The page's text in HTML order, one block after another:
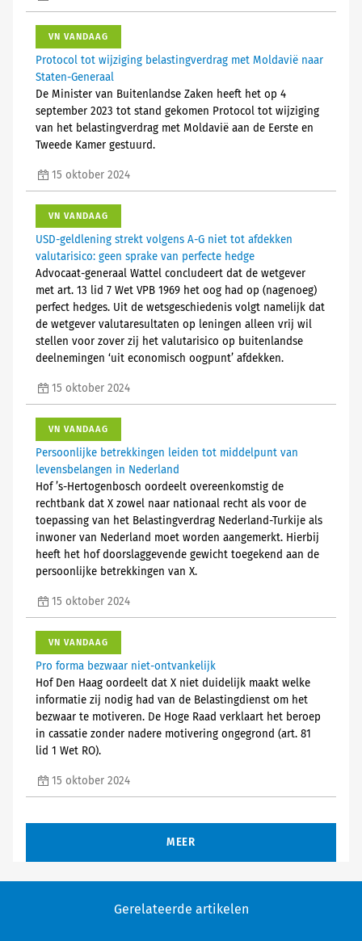
VN VANDAAG
Protocol tot wijziging belastingverdrag met Moldavië naar
Staten-Generaal
De Minister van Buitenlandse Zaken heeft het op 4
september 2023 tot stand gekomen Protocol tot wijziging
van het belastingverdrag met Moldavië aan de Eerste en
Tweede Kamer gestuurd.
15 oktober 2024
VN VANDAAG
USD-geldlening strekt volgens A-G niet tot afdekken
valutarisico: geen sprake van perfecte hedge
Advocaat-generaal Wattel concludeert dat de wetgever
met art. 13 lid 7 Wet VPB 1969 het oog had op (nagenoeg)
perfect hedges. Uit de wetsgeschiedenis volgt namelijk dat
de wetgever valutaresultaten op leningen alleen vrij wil
stellen voor zover zij het valutarisico op buitenlandse
deelnemingen ‘uit economisch oogpunt’ afdekken.
15 oktober 2024
VN VANDAAG
Persoonlijke betrekkingen leiden tot middelpunt van
levensbelangen in Nederland
Hof ’s-Hertogenbosch oordeelt overeenkomstig de
rechtbank dat X zowel naar nationaal recht als voor de
toepassing van het Belastingverdrag Nederland-Turkije als
inwoner van Nederland moet worden aangemerkt. Hierbij
heeft het hof doorslaggevende gewicht toegekend aan de
persoonlijke betrekkingen van X.
15 oktober 2024
VN VANDAAG
Pro forma bezwaar niet-ontvankelijk
Hof Den Haag oordeelt dat X niet duidelijk maakt welke
informatie zij nodig had van de Belastingdienst om het
bezwaar te motiveren. De Hoge Raad verklaart het beroep
in cassatie zonder nadere motivering ongegrond (art. 81
lid 1 Wet RO).
15 oktober 2024
MEER
Gerelateerde artikelen